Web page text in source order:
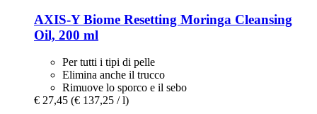
AXIS-YBiome Resetting Moringa Cleansing
Oil, 200 ml
Per tutti i tipi di pelle
Elimina anche il trucco
Rimuove lo sporco e il sebo
€ 27,45 (€ 137,25 / l)